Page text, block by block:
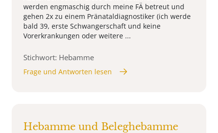
werden engmaschig durch meine FÄ betreut und
gehen 2x zu einem Pränataldiagnostiker (ich werde
bald 39, erste Schwangerschaft und keine
Vorerkrankungen oder weitere ...
Stichwort: Hebamme
Frage und Antworten lesen
Hebamme und Beleghebamme